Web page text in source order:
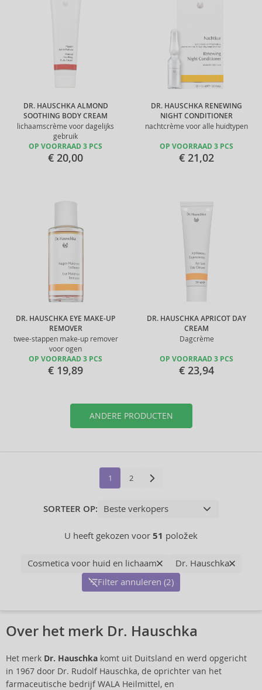
DR. HAUSCHKA ALMOND
SOOTHING BODY CREAM
lichaamscrème voor dagelijks
gebruik
OP VOORRAAD 3 PCS
€ 20,00
DR. HAUSCHKA RENEWING
NIGHT CONDITIONER
nachtcrème voor alle huidtypen
OP VOORRAAD 3 PCS
€ 21,02
DR. HAUSCHKA EYE MAKE-UP
REMOVER
twee-stappen make-up remover
voor ogen
OP VOORRAAD 3 PCS
€ 19,89
DR. HAUSCHKA APRICOT DAY
CREAM
Dagcrème
OP VOORRAAD 3 PCS
€ 23,94
ANDERE PRODUCTEN
1 2
SORTEER OP:
U heeft gekozen voor 51 položek
Cosmetica voor huid en lichaam
Dr. Hauschka
Filter annuleren (2)
Over het merk Dr. Hauschka
Het merk Dr. Hauschka komt uit Duitsland en werd opgericht
in 1967 door Dr. Rudolf Hauschka, de oprichter van het
farmaceutische bedrijf WALA Heilmittel, en